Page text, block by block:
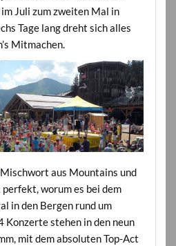
im Juli zum zweiten Mal in
Tage lang dreht sich alles
Mitmachen.
Mischwort aus Mountains und
worum es bei dem
in den Bergen rund um
Konzerte stehen in den neun
mit dem absoluten Top-Act